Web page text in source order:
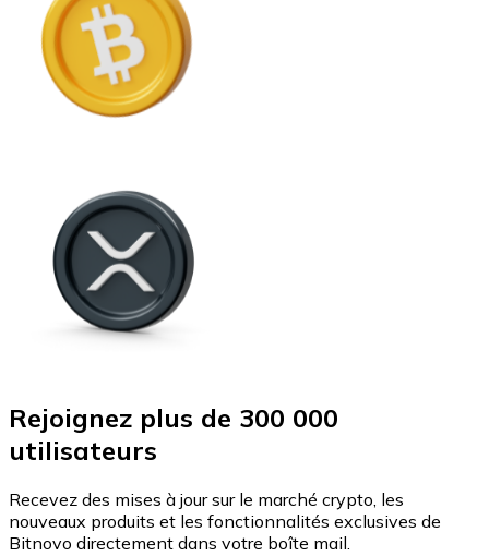
Rejoignez plus de 300 000
utilisateurs
Recevez des mises à jour sur le marché crypto, les
nouveaux produits et les fonctionnalités exclusives de
Bitnovo directement dans votre boîte mail.